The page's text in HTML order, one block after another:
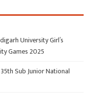
University Girl’s
Games 2025
Sub Junior National